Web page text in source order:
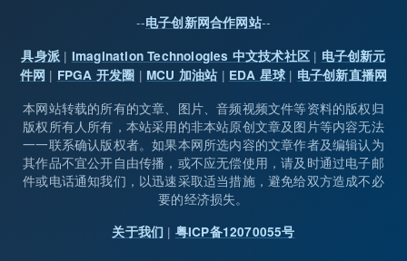
--电子创新网合作网站--
具身派 | Imagination Technologies 中文技术社区| 电子创新元
件网 | FPGA 开发圈 | MCU 加油站 | EDA 星球 | 电子创新直播网
本网站转载的所有的文章、图片、音频视频文件等资料的版权归
版权所有人所有，本站采用的非本站原创文章及图片等内容无法
一一联系确认版权者。如果本网所选内容的文章作者及编辑认为
其作品不宜公开自由传播，或不应无偿使用，请及时通过电子邮
件或电话通知我们，以迅速采取适当措施，避免给双方造成不必
要的经济损失。
关于我们 | 粤ICP备12070055号